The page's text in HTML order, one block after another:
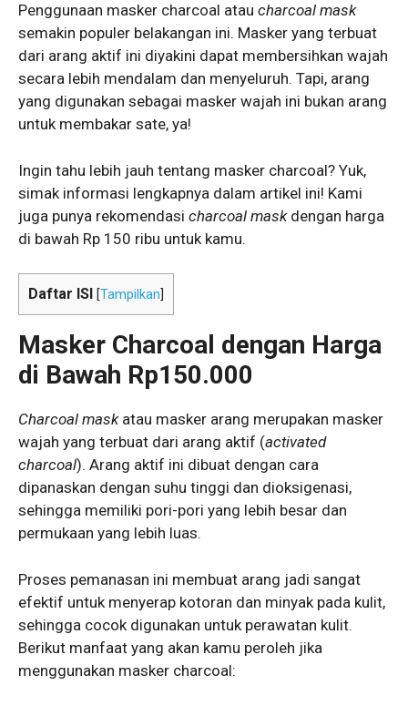
Penggunaan masker charcoal atau charcoal mask
semakin populer belakangan ini. Masker yang terbuat
dari arang aktif ini diyakini dapat membersihkan wajah
secara lebih mendalam dan menyeluruh. Tapi, arang
yang digunakan sebagai masker wajah ini bukan arang
untuk membakar sate, ya!
Ingin tahu lebih jauh tentang masker charcoal? Yuk,
simak informasi lengkapnya dalam artikel ini! Kami
juga punya rekomendasi charcoal maskdengan harga
di bawah Rp 150 ribu untuk kamu.
Daftar ISI [Tampilkan
Masker Charcoal dengan Harga
di Bawah Rp150.000
Charcoal maskatau masker arang merupakan masker
wajah yang terbuat dari arang aktif (activated
charcoal). Arang aktif ini dibuat dengan cara
dipanaskan dengan suhu tinggi dan dioksigenasi,
sehingga memiliki pori-pori yang lebih besar dan
permukaan yang lebih luas.
Proses pemanasan ini membuat arang jadi sangat
efektif untuk menyerap kotoran dan minyak pada kulit,
sehingga cocok digunakan untuk perawatan kulit.
Berikut manfaat yang akan kamu peroleh jika
menggunakan masker charcoal: